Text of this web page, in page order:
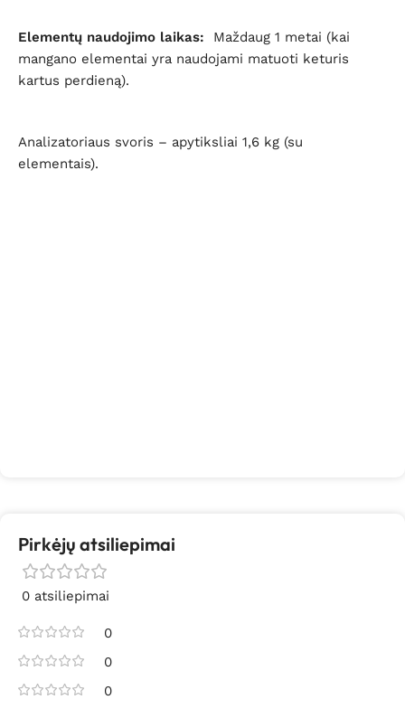
Elementų naudojimo laikas: Maždaug 1 metai (kai
mangano elementai yra naudojami matuoti keturis
kartus perdieną).
Analizatoriaus svoris – apytiksliai 1,6 kg (su
elementais).
Pirkėjų atsiliepimai
0 atsiliepimai
0
0
0